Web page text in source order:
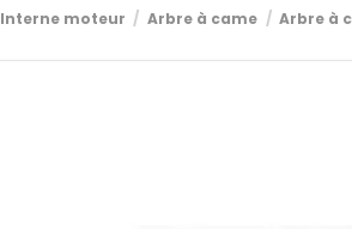
Interne moteur Arbre à came Arbre à